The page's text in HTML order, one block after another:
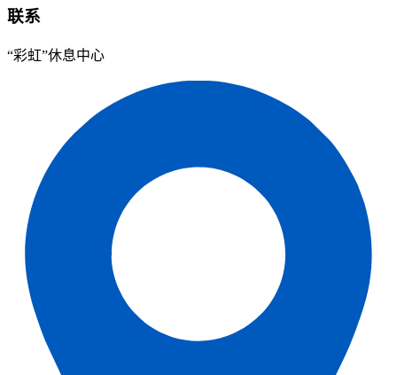
联系
“彩虹”休息中心